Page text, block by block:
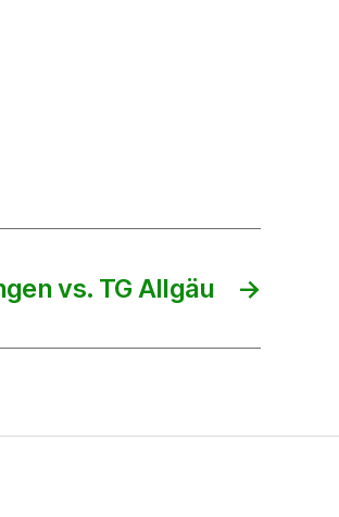
→
vs. TG Allgäu